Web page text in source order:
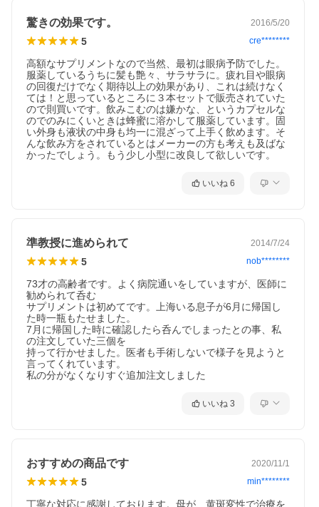
驚きの効果です。 2016/5/20
5 cre********
高額なサプリメントなので当然、最初は眼病予防でした。
服薬しているうちに髪も艶々、サラサラに。疲れ目や眼病
の回復だけでなく期待以上の効果があり、これは続けなく
ては！と思っているところに３本セットで販売されていた
ので則買いです。飲みこむのは嫌かな、というカプセルな
のでのみにくいときは蜂蜜に溶かして服薬しています。固
い外身も液状の中身も均一に混ざって上手く飲めます。そ
んな飲み方をされているとはメーカーの方も考えも及ばな
かったでしょう。もう少し小型に改良して欲しいです。
いいね 6
準教授に進められて 2014/7/24
5 nob********
73才の高齢者です。よく病院通いをしていますが、医師に
勧められて呑む
サプリメントは初めてです。上海いる息子が6月に帰国し
た時一瓶もたせました。
7月に帰国した時に確認したら呑んでしまったとの事、私
の注文していた三個を
持って行かせました。医者も手術しないで様子を見ようと
言ってくれています。
私の分がなくなりすぐ追加注文しました
いいね 3
おすすめの商品です 2020/11/1
5 min********
丁寧な対応に感謝しております。母が、黄斑変性で治療を